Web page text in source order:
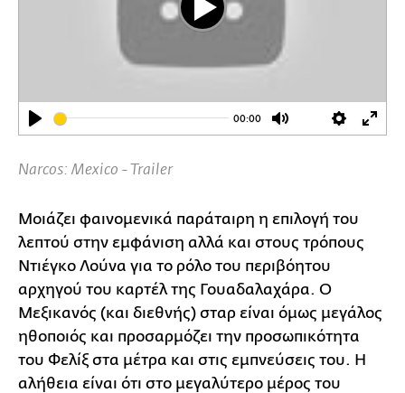
Play
00:00
Mute Settings
Play
Narcos: Mexico - Trailer
Μοιάζει φαινομενικά παράταιρη η επιλογή του
λεπτού στην εμφάνιση αλλά και στους τρόπους
Ντιέγκο Λούνα για το ρόλο του περιβόητου
αρχηγού του καρτέλ της Γουαδαλαχάρα. Ο
Μεξικανός (και διεθνής) σταρ είναι όμως μεγάλος
ηθοποιός και προσαρμόζει την προσωπικότητα
του Φελίξ στα μέτρα και στις εμπνεύσεις του. Η
αλήθεια είναι ότι στο μεγαλύτερο μέρος του